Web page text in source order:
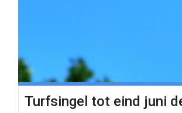
Turfsingel tot eind juni